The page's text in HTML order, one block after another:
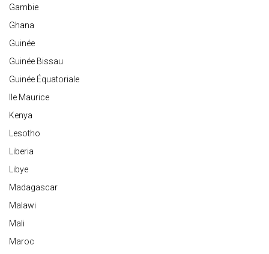
Gambie
Ghana
Guinée
Guinée Bissau
Guinée Équatoriale
Ile Maurice
Kenya
Lesotho
Liberia
Libye
Madagascar
Malawi
Mali
Maroc